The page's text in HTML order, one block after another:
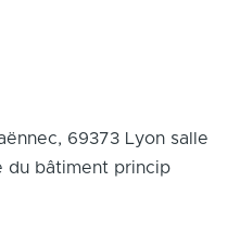
69373 Lyon salle
du bâtiment princip